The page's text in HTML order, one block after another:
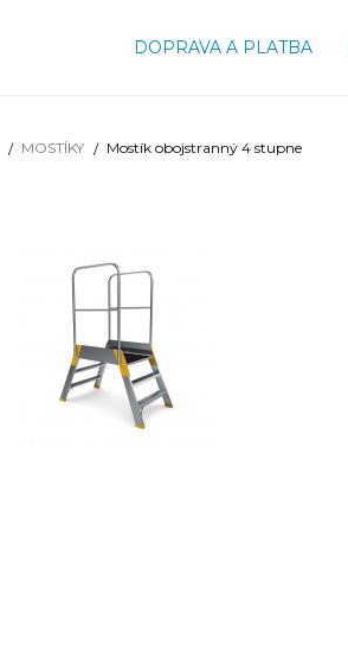
DOPRAVA A PLATBA
MOSTÍKY Mostík obojstranný 4 stupne